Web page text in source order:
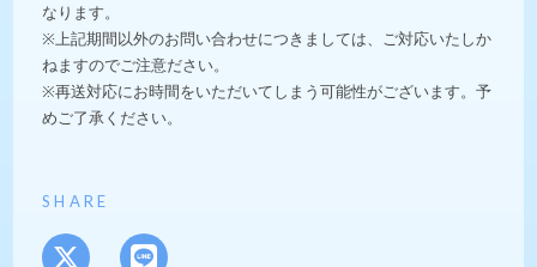
なります。
※上記期間以外のお問い合わせにつきましては、ご対応いたしか
ねますのでご注意ださい。
※再送対応にお時間をいただいてしまう可能性がございます。予
めご了承ください。
SHARE